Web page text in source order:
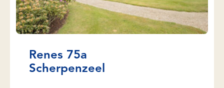
Renes 75a
Scherpenzeel